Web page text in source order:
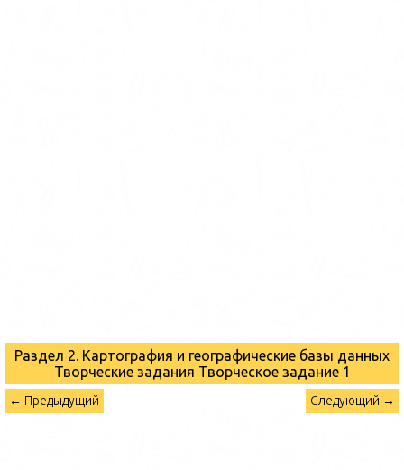
Раздел 2. Картография и географические базы данных
Творческие задания Творческое задание 1
← Предыдущий Следующий →